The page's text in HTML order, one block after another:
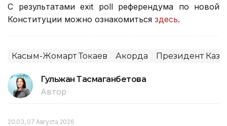
С результатами exit poll референдума по новой
Конституции можно ознакомиться здесь.
Касым-Жомарт Токаев Акорда Президент
Гульжан Тасмаганбетова
Автор
20:03, 07 Августа 2026